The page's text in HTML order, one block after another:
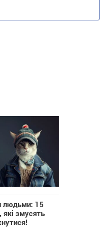
людьми: 15
змусять